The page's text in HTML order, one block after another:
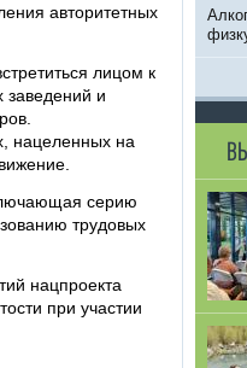
авторитетных
лицом к
заведений и
нацеленных на
серию
трудовых
нацпроекта
при участии